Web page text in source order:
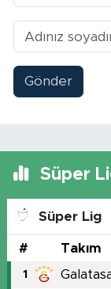
Gönder
Süper
Süper Lig
# Takım
1